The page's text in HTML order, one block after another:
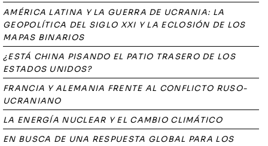
AMÉRICA LATINA Y LA GUERRA DE UCRANIA: LA
GEOPOLÍTICA DEL SIGLO XXI Y LA ECLOSIÓN DE LOS
MAPAS BINARIOS
¿ESTÁ CHINA PISANDO EL PATIO TRASERO DE LOS
ESTADOS UNIDOS?
FRANCIA Y ALEMANIA FRENTE AL CONFLICTO RUSO-
UCRANIANO
LA ENERGÍA NUCLEAR Y EL CAMBIO CLIMÁTICO
EN BUSCA DE UNA RESPUESTA GLOBAL PARA LOS